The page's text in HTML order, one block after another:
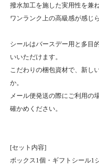
撥水加工を施した実用性を兼
ワンランク上の高級感が感じ
シールはバースデー用と多目
いいただけます。
こだわりの梱包資材で、新し
か。
メール便発送の際にご利用の
確かめください。
[セット内容]
ボックス1個・ギフトシール1